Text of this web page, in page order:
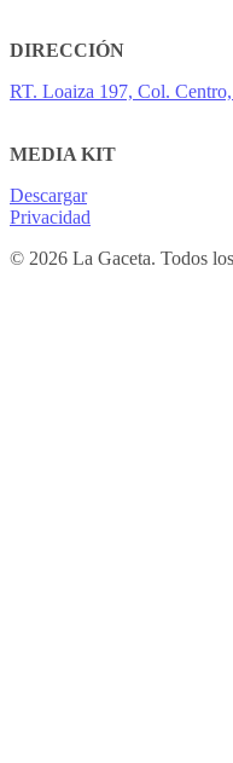
DIRECCIÓN
RT. Loaiza 197, Col.
MEDIA KIT
Descargar
Privacidad
© 2026 La Gaceta. Todos